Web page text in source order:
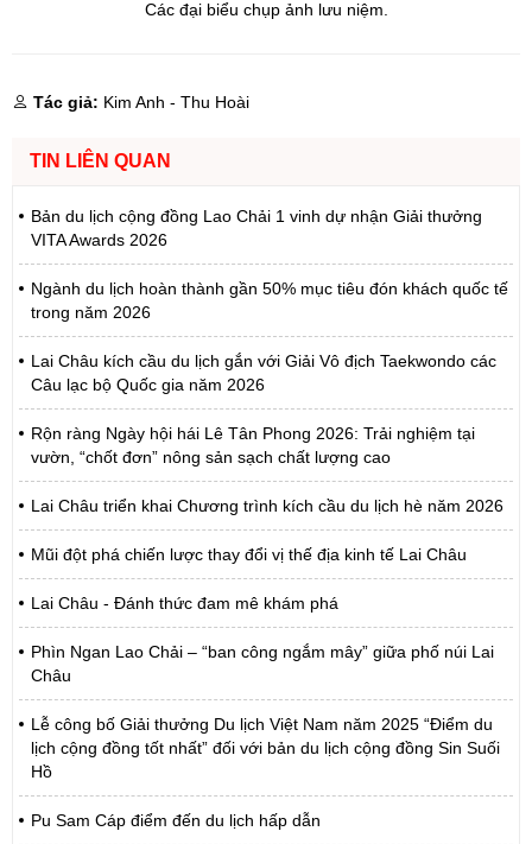
Các đại biểu chụpảnh lưu niệm.
Tác giả: Kim Anh - Thu Hoài
TIN LIÊN QUAN
Bản du lịch cộng đồng Lao Chải 1 vinh dự nhận Giải thưởng
VITA Awards 2026
Ngành du lịch hoàn thành gần 50% mục tiêu đón khách quốc tế
trong năm 2026
Lai Châu kích cầu du lịch gắn với Giải Vô địch Taekwondo các
Câu lạc bộ Quốc gia năm 2026
Rộn ràng Ngày hội hái Lê Tân Phong 2026: Trải nghiệm tại
vườn, “chốt đơn” nông sản sạch chất lượng cao
Lai Châu triển khai Chương trình kích cầu du lịch hè năm 2026
Mũi đột phá chiến lược thay đổi vị thế địa kinh tế Lai Châu
Lai Châu - Đánh thức đam mê khám phá
Phìn Ngan Lao Chải – “ban công ngắm mây” giữa phố núi Lai
Châu
Lễ công bố Giải thưởng Du lịch Việt Nam năm 2025 “Điểm du
lịch cộng đồng tốt nhất” đối với bản du lịch cộng đồng Sin Suối
Hồ
Pu Sam Cáp điểm đến du lịch hấp dẫn